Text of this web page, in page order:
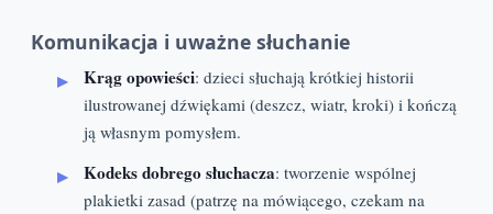
Komunikacja i uważne słuchanie
Krąg opowieści: dzieci słuchają krótkiej historii
ilustrowanej dźwiękami (deszcz, wiatr, kroki) i kończą
ją własnym pomysłem.
Kodeks dobrego słuchacza: tworzenie wspólnej
plakietki zasad (patrzę na mówiącego, czekam na